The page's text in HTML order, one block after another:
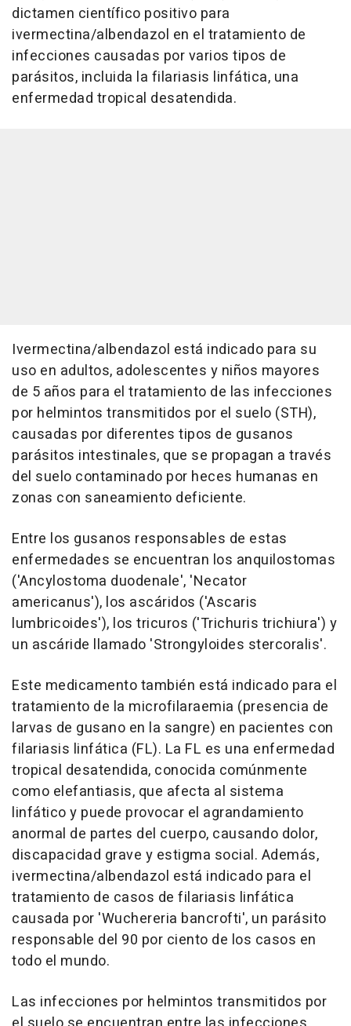
dictamen científico positivo para
ivermectina/albendazol en el tratamiento de
infecciones causadas por varios tipos de
parásitos, incluida la filariasis linfática, una
enfermedad tropical desatendida.
Ivermectina/albendazol está indicado para su
uso en adultos, adolescentes y niños mayores
de 5 años para el tratamiento de las infecciones
por helmintos transmitidos por el suelo (STH),
causadas por diferentes tipos de gusanos
parásitos intestinales, que se propagan a través
del suelo contaminado por heces humanas en
zonas con saneamiento deficiente.
Entre los gusanos responsables de estas
enfermedades se encuentran los anquilostomas
('Ancylostoma duodenale', 'Necator
americanus'), los ascáridos ('Ascaris
lumbricoides'), los tricuros ('Trichuris trichiura') y
un ascáride llamado 'Strongyloides stercoralis'.
Este medicamento también está indicado para el
tratamiento de la microfilaraemia (presencia de
larvas de gusano en la sangre) en pacientes con
filariasis linfática (FL). La FL es una enfermedad
tropical desatendida, conocida comúnmente
como elefantiasis, que afecta al sistema
linfático y puede provocar el agrandamiento
anormal de partes del cuerpo, causando dolor,
discapacidad grave y estigma social. Además,
ivermectina/albendazol está indicado para el
tratamiento de casos de filariasis linfática
causada por 'Wuchereria bancrofti', un parásito
responsable del 90 por ciento de los casos en
todo el mundo.
Las infecciones por helmintos transmitidos por